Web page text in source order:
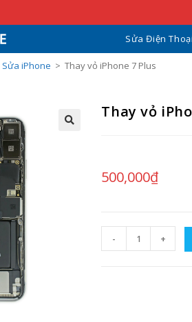
Sửa Điện Thoại
Sửa iPhone > Thay vỏ iPhone 7 Plus
Thay vỏ
500,000₫
- +